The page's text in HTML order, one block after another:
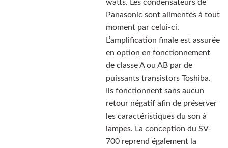
watts. Les condensateurs de
Panasonic sont alimentés à tout
moment par celui-ci.
L’amplification finale est assurée
en option en fonctionnement
de classe A ou AB par de
puissants transistors Toshiba.
Ils fonctionnent sans aucun
retour négatif afin de préserver
les caractéristiques du son à
lampes. La conception du SV-
700 reprend également la